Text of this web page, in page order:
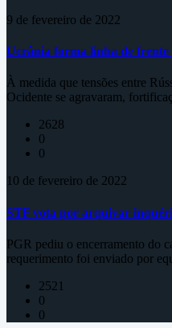
9 de fevereiro de 2022
Ucrânia forma linha de frente
À medida que tensões entre
Ocidente se agravaram,
2628
0
0
10 de fevereiro de 2022
STF vota por arquivar
PGR pediu o encerramento do
requerimento foi enviado por
2521
0
0